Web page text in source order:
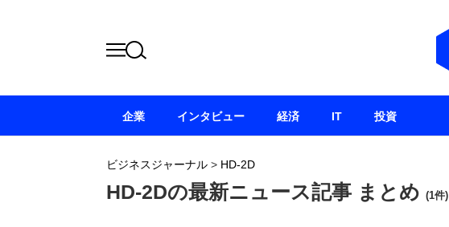
ビジネスジャーナル > HD-2D
HD-2Dの最新ニュース記事 まとめ (1件)
企業 インタビュー 経済 IT 投資